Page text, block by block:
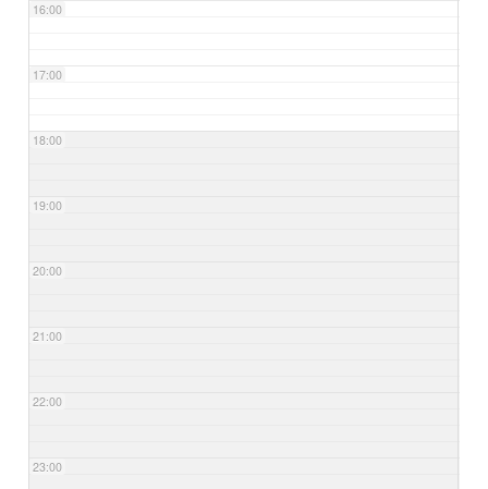
16:00
17:00
18:00
19:00
20:00
21:00
22:00
23:00